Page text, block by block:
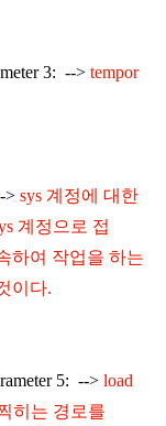
3: --> tempor
> sys 계정에 대한
계정으로 접
하는
이다.
5: --> load
히는 경로를